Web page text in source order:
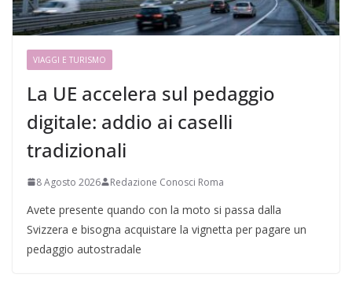
VIAGGI E TURISMO
La UE accelera sul pedaggio
digitale: addio ai caselli
tradizionali
8 Agosto 2026 Redazione Conosci Roma
Avete presente quando con la moto si passa dalla
Svizzera e bisogna acquistare la vignetta per pagare un
pedaggio autostradale